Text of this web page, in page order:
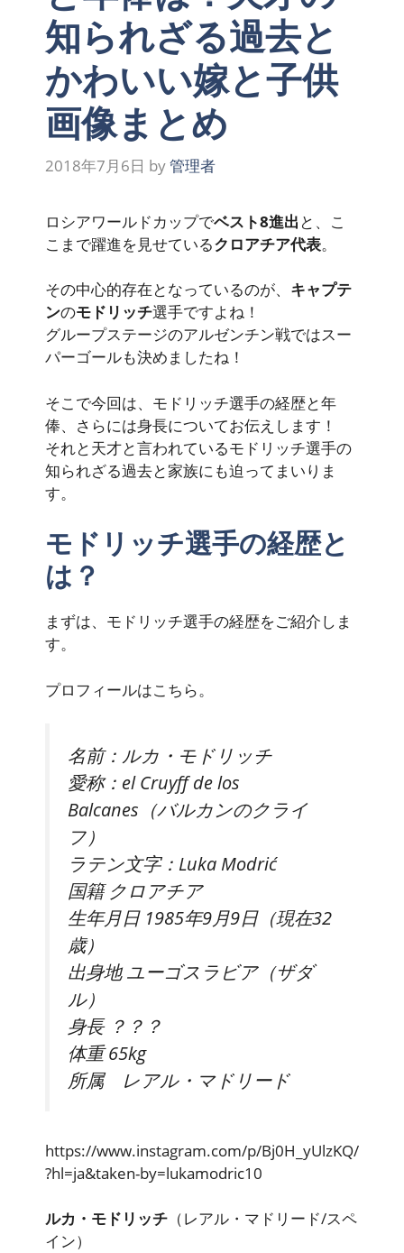
知られざる過去と
かわいい嫁と子供
画像まとめ
2018年7月6日 by管理者
ロシアワールドカップでベスト8進出 と、こ
こまで躍進を見せているクロアチア代表。
その中心的存在となっているのが、 キャプテ
ンのモドリッチ選手ですよね！
グループステージのアルゼンチン戦ではスー
パーゴールも決めましたね！
そこで今回は、モドリッチ選手の経歴と年
俸、さらには身長についてお伝えします！
それと天才と言われているモドリッチ選手の
知られざる過去と家族にも迫ってまいりま
す。
モドリッチ選手の経歴と
は？
まずは、モドリッチ選手の経歴をご紹介しま
す。
プロフィールはこちら。
名前：ルカ・モドリッチ
愛称：el Cruyff de los
Balcanes（バルカンのクライ
フ）
ラテン文字：Luka Modrić
国籍 クロアチア
生年月日 1985年9月9日（現在32
歳）
出身地 ユーゴスラビア（ザダ
ル）
身長 ？？？
体重 65kg
所属 レアル・マドリード
https://www.instagram.com/p/Bj0H_yUlzKQ/
?hl=ja&taken-by=lukamodric10
ルカ・モドリッチ （レアル・マドリード/スペ
イン）